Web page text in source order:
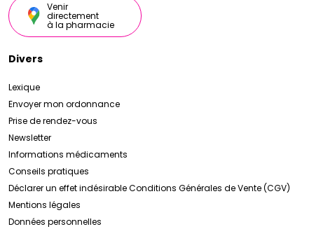
Venir
directement
à la pharmacie
Divers
Lexique
Envoyer mon ordonnance
Prise de rendez-vous
Newsletter
Informations médicaments
Conseils pratiques
Déclarer un effet indésirableConditions Générales de Vente (CGV)
Mentions légales
Données personnelles